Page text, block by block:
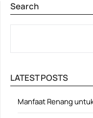
Search
LATEST POSTS
Manfaat Renang